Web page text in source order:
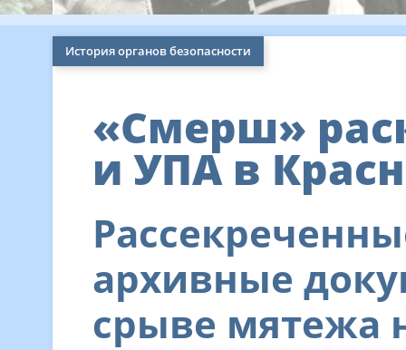
История органов безопасности
«Смерш»
и УПА в
архивные
срыве мятежа